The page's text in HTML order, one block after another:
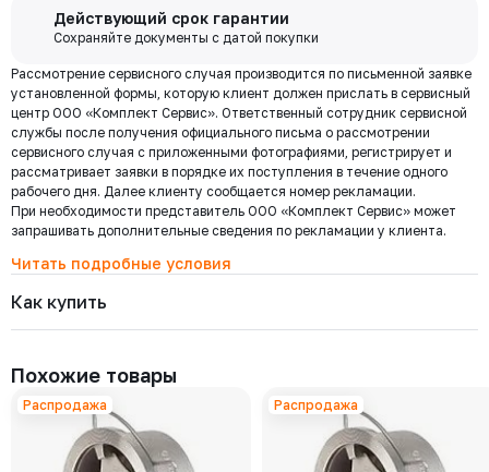
Обмен документами через Диадок это обмен и подписание
любых документов без дублирования на бумаге. Приглашаем Вас
приступить к работе по обмену документами в электронном
виде.
Подробнее
Бесплатная
доставка по
Москве и
области при
заказе от 30
000 ₽
Региональная доставка
Мы стремимся сократить издержки по доставке заказов для наших
клиентов!
Москве. Условия доставки до терминалов ТК в других городах
терминала ТК оплачиваются отдельно.
Самовывоз
Осуществляется с 8:00 до 17:30 после полной оплаты заказа и по
предварительной договоренности с менеджером. Важно: Ваш
Действующий срок гарантии
Сохраняйте документы с датой покупки
Рассмотрение сервисного случая производится по письменной заявке
установленной формы, которую клиент должен прислать в сервисный
центр ООО «Комплект Сервис». Ответственный сотрудник сервисной
службы после получения официального письма о рассмотрении
сервисного случая с приложенными фотографиями, регистрирует и
рассматривает заявки в порядке их поступления в течение одного
рабочего дня. Далее клиенту сообщается номер рекламации.
При необходимости представитель ООО «Комплект Сервис» может
запрашивать дополнительные сведения по рекламации у клиента.
Читать подробные условия
Как купить
Выберите товары и добавьте
Заполните данные, выберите
Похожие товары
Распродажа Распродажа